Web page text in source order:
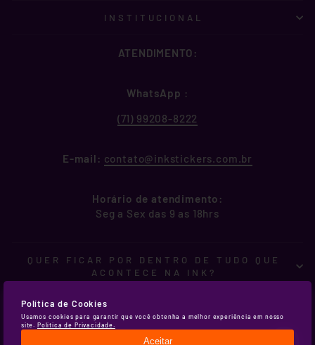
INSTITUCIONAL
ATENDIMENTO:
WhatsApp :
(71) 99208-8222
E-mail: contato@inkstickers.com.br
Horário de atendimento:
Seg a Sex das 9 as 18hrs
QUER FICAR POR DENTRO DE TUDO QUE
ACONTECE NA INK?
© 2026 InkStickers . Todos os direitos reservados.